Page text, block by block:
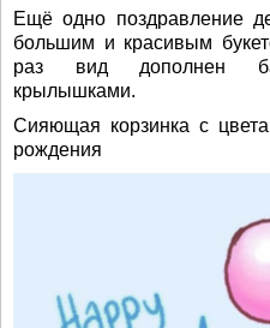
Ещё одно поздравление
большим и красивым
раз вид дополнен
крылышками.
Сияющая корзинка с
рождения